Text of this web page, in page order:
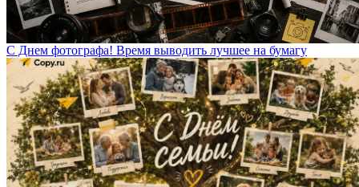
С Днем фотографа! Время выводить лучшее на бумагу